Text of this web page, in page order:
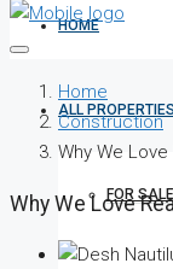
HOME
ALL PROPERTIES
FOR SALE
Home
Construction
Why We
Why We Love